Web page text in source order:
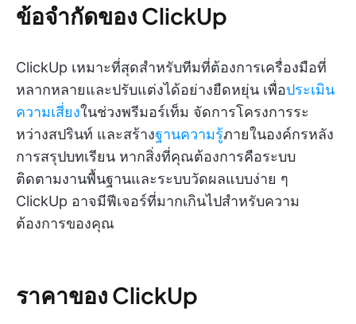
ข้อจำกัดของ ClickUp
ClickUp เหมาะที่สุดสำหรับทีมที่ต้องการเครื่องมือที่
หลากหลายและปรับแต่งได้อย่างยืดหยุ่น เพื่อประเมิน
ความเสี่ยงในช่วงพรีมอร์เท็ม จัดการโครงการระ
หว่างสปรินท์ และสร้างฐานความรู้ภายในองค์กรหลัง
การสรุปบทเรียน หากสิ่งที่คุณต้องการคือระบบ
ติดตามงานพื้นฐานและระบบวัดผลแบบง่าย ๆ
ClickUp อาจมีฟีเจอร์ที่มากเกินไปสำหรับความ
ต้องการของคุณ
ราคาของ ClickUp